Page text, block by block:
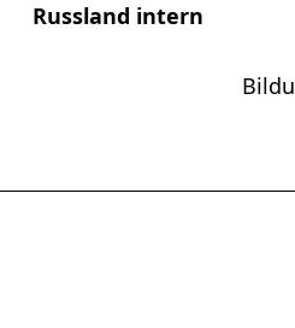
Russland intern